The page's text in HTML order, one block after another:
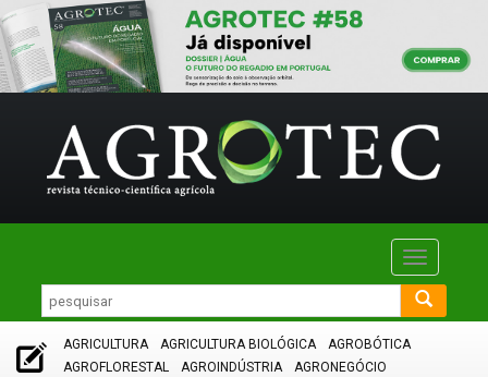
Toggle
AGRICULTURA AGRICULTURA BIOLÓGICA
AGROBÓTICA
AGROFLORESTAL
AGROINDÚSTRIA
AGRONEGÓCIO